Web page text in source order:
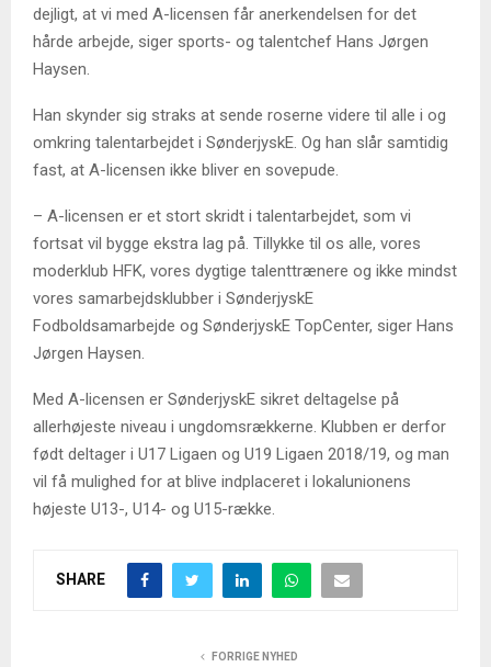
dejligt, at vi med A-licensen får anerkendelsen for det
hårde arbejde, siger sports- og talentchef Hans Jørgen
Haysen.
Han skynder sig straks at sende roserne videre til alle i og
omkring talentarbejdet i SønderjyskE. Og han slår samtidig
fast, at A-licensen ikke bliver en sovepude.
– A-licensen er et stort skridt i talentarbejdet, som vi
fortsat vil bygge ekstra lag på. Tillykke til os alle, vores
moderklub HFK, vores dygtige talenttrænere og ikke mindst
vores samarbejdsklubber i SønderjyskE
Fodboldsamarbejde og SønderjyskE TopCenter, siger Hans
Jørgen Haysen.
Med A-licensen er SønderjyskE sikret deltagelse på
allerhøjeste niveau i ungdomsrækkerne. Klubben er derfor
født deltager i U17 Ligaen og U19 Ligaen 2018/19, og man
vil få mulighed for at blive indplaceret i lokalunionens
højeste U13-, U14- og U15-række.
SHARE
FORRIGE NYHED